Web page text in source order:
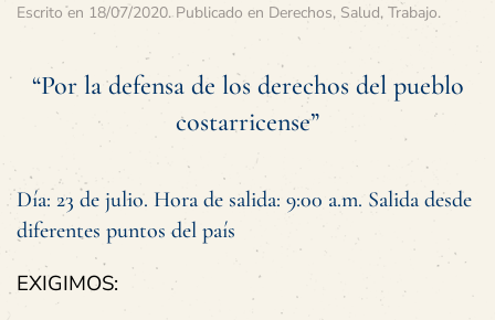
Escrito en 18/07/2020. Publicado en Derechos, Salud, Trabajo.
“Por la defensa de los derechos del pueblo
costarricense”
Día: 23 de julio. Hora de salida: 9:00 a.m. Salida desde
diferentes puntos del país
EXIGIMOS: